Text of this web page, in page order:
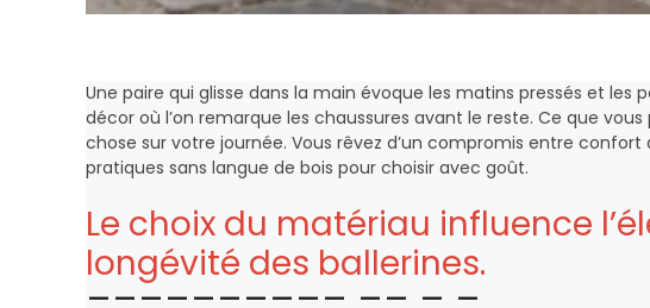
Une paire qui glisse dans la main évoque les matins pressés et les
décor où l’on remarque les chaussures avant le reste. Ce que
chose sur votre journée. Vous rêvez d’un compromis entre
pratiques sans langue de bois pour choisir avec goût.
Le choix du matériau influence
longévité des ballerines.